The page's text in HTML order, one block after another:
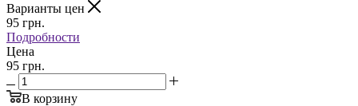
Варианты цен
95 грн.
Подробности
Цена
95 грн.
В корзину